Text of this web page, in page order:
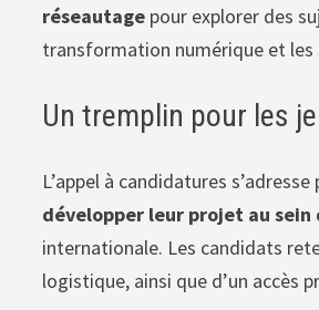
réseautage pour explorer des
transformation numérique et
Un tremplin pour les
L’appel à candidatures
développer leur projet au sein
internationale. Les candidats
logistique, ainsi que d’un accès